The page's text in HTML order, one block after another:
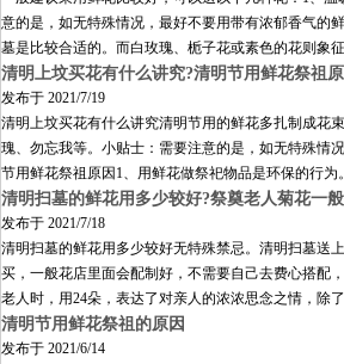
意的是，如无特殊情况，最好不要用带有浓郁香气的
墓是比较合适的。而白玫瑰、栀子花或素色的花则象
清明上坟买花有什么讲究?清明节用鲜花祭祖
发布于 2021/7/19
清明上坟买花有什么讲究清明节用的鲜花多扎制成花
瑰、勿忘我等。小贴士：需要注意的是，如无特殊情
节用鲜花祭祖原因1、用鲜花做祭祀物品是环保的行为
清明扫墓的鲜花用多少较好?祭奠老人菊花一
发布于 2021/7/18
清明扫墓的鲜花用多少较好无特殊禁忌。清明扫墓送
买，一般花店里面会配制好，不需要自己去费心搭配
老人时，用24朵，表达了对亲人的浓浓思念之情，除
清明节用鲜花祭祖的原因
发布于 2021/6/14